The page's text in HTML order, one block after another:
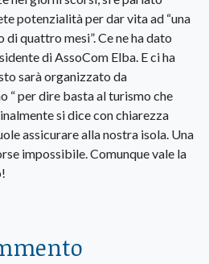
potenzialità per dar vita ad “una
quattro mesi”. Ce ne ha dato
di AssoCom Elba. E ci ha
sarà organizzato da
“ per dire basta al turismo che
si dice con chiarezza
assicurare alla nostra isola. Una
impossibile. Comunque vale la